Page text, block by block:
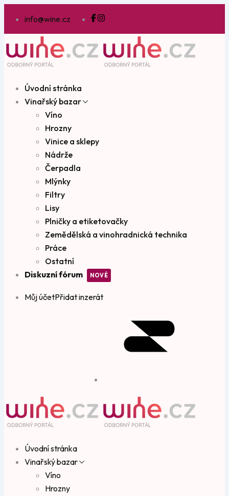
info@wine.cz
Úvodní stránka
Vinařský bazar
Víno
Hrozny
Vinice a sklepy
Nádrže
Čerpadla
Mlýnky
Filtry
Lisy
Plničky a etiketovačky
Zemědělská a vinohradnická technika
Práce
Ostatní
Diskuzní fórum
Můj účetPřidat inzerát
Úvodní stránka
Vinařský bazar
Víno
Hrozny